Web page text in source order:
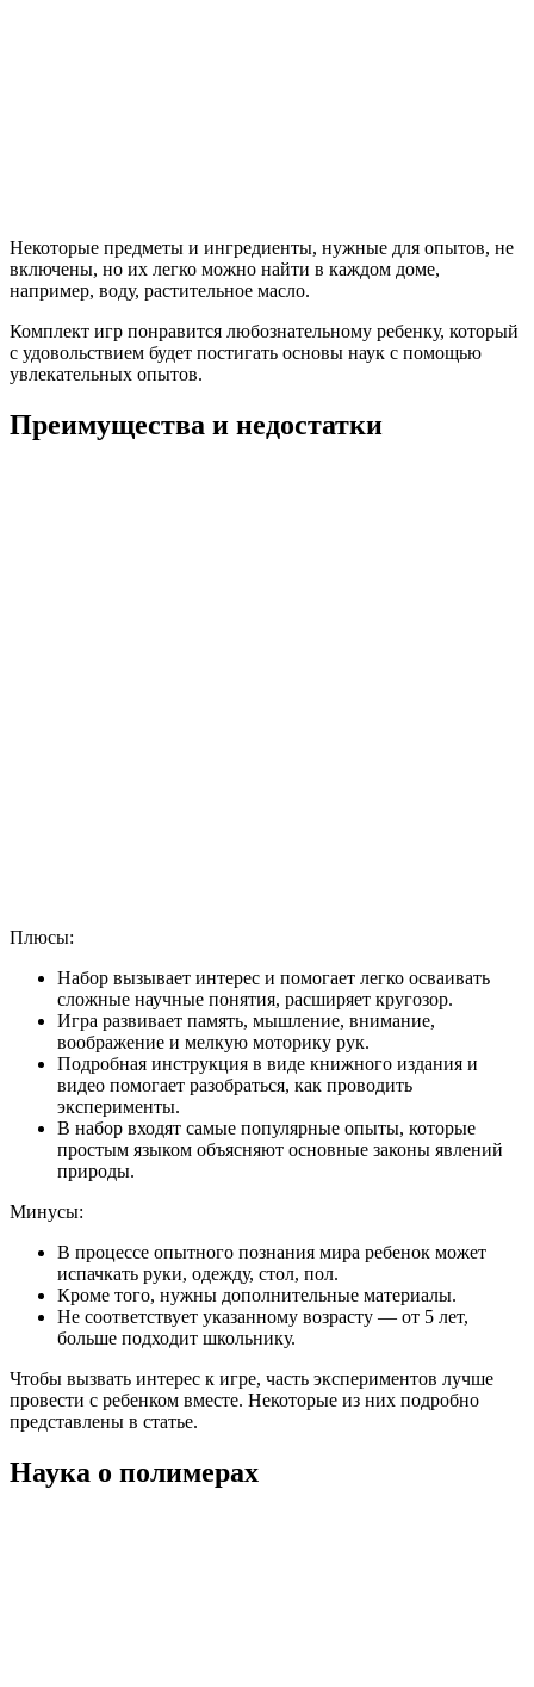
Некоторые предметы и ингредиенты, нужные для опытов, не
включены, но их легко можно найти в каждом доме,
например, воду, растительное масло.
Комплект игр понравится любознательному ребенку, который
с удовольствием будет постигать основы наук с помощью
увлекательных опытов.
Преимущества и недостатки
Плюсы:
Набор вызывает интерес и помогает легко осваивать
сложные научные понятия, расширяет кругозор.
Игра развивает память, мышление, внимание,
воображение и мелкую моторику рук.
Подробная инструкция в виде книжного издания и
видео помогает разобраться, как проводить
эксперименты.
В набор входят самые популярные опыты, которые
простым языком объясняют основные законы явлений
природы.
Минусы:
В процессе опытного познания мира ребенок может
испачкать руки, одежду, стол, пол.
Кроме того, нужны дополнительные материалы.
Не соответствует указанному возрасту — от 5 лет,
больше подходит школьнику.
Чтобы вызвать интерес к игре, часть экспериментов лучше
провести с ребенком вместе. Некоторые из них подробно
представлены в статье.
Наука о полимерах